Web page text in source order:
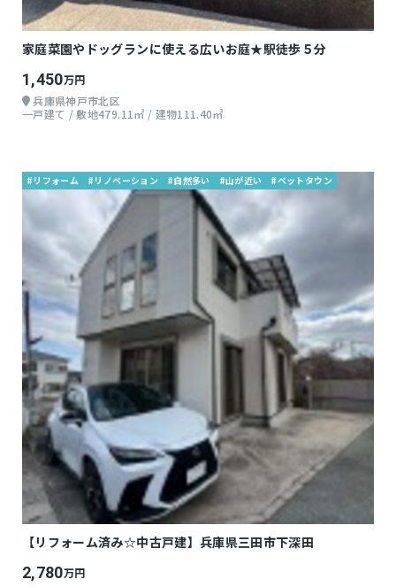
家庭菜園やドッグランに使える広いお庭★駅徒歩５分
1,450万円
兵庫県神戸市北区
一戸建て / 敷地479.11㎡ / 建物111.40㎡
#リフォーム #リノベーション #自然多い #山が近い #ベットタウン
【リフォーム済み☆中古戸建】兵庫県三田市下深田
2,780万円